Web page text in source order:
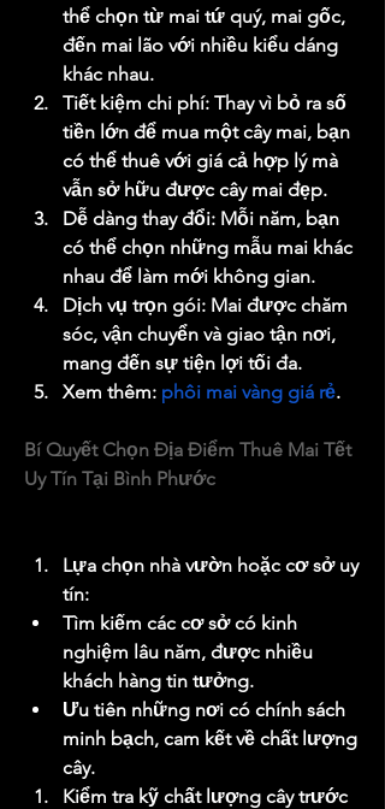
thể chọn từ mai tứ quý, mai gốc,
đến mai lão với nhiều kiểu dáng
khác nhau.
Tiết kiệm chi phí: Thay vì bỏ ra số
tiền lớn để mua một cây mai, bạn
có thể thuê với giá cả hợp lý mà
vẫn sở hữu được cây mai đẹp.
Dễ dàng thay đổi: Mỗi năm, bạn
có thể chọn những mẫu mai khác
nhau để làm mới không gian.
Dịch vụ trọn gói: Mai được chăm
sóc, vận chuyển và giao tận nơi,
mang đến sự tiện lợi tối đa.
Xem thêm: phôi mai vàng giá rẻ.
Bí Quyết Chọn Địa Điểm Thuê Mai Tết
Uy Tín Tại Bình Phước
Lựa chọn nhà vườn hoặc cơ sở uy
tín:
Tìm kiếm các cơ sở có kinh
nghiệm lâu năm, được nhiều
khách hàng tin tưởng.
Ưu tiên những nơi có chính sách
minh bạch, cam kết về chất lượng
cây.
Kiểm tra kỹ chất lượng cây trước